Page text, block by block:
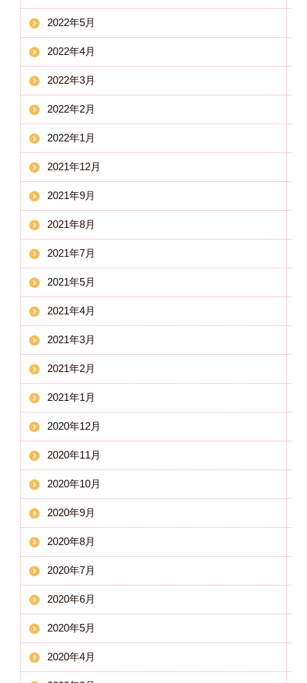
2022年5月
2022年4月
2022年3月
2022年2月
2022年1月
2021年12月
2021年9月
2021年8月
2021年7月
2021年5月
2021年4月
2021年3月
2021年2月
2021年1月
2020年12月
2020年11月
2020年10月
2020年9月
2020年8月
2020年7月
2020年6月
2020年5月
2020年4月